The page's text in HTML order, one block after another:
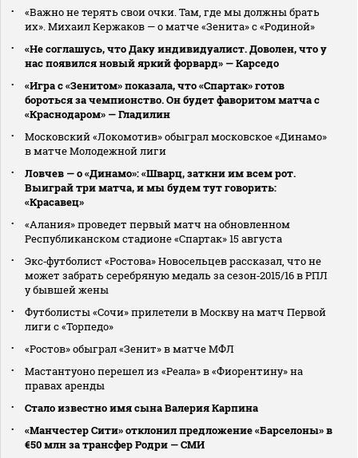
«Важно не терять свои очки. Там, где мы должны брать
их». Михаил Кержаков — о матче «Зенита» с «Родиной»
«Не соглашусь, что Даку индивидуалист. Доволен, что у
нас появился новый яркий форвард» — Карседо
«Игра с «Зенитом» показала, что «Спартак» готов
бороться за чемпионство. Он будет фаворитом матча с
«Краснодаром» — Гладилин
Московский «Локомотив» обыграл московское «Динамо»
в матче Молодежной лиги
Ловчев — о «Динамо»: «Шварц, заткни им всем рот.
Выиграй три матча, и мы будем тут говорить:
«Красавец»
«Алания» проведет первый матч на обновленном
Республиканском стадионе «Спартак» 15 августа
Экс‑футболист «Ростова» Новосельцев рассказал, что не
может забрать серебряную медаль за сезон‑2015/16 в РПЛ
у бывшей жены
Футболисты «Сочи» прилетели в Москву на матч Первой
лиги с «Торпедо»
«Ростов» обыграл «Зенит» в матче МФЛ
Мастантуоно перешел из «Реала» в «Фиорентину» на
правах аренды
Стало известно имя сына Валерия Карпина
«Манчестер Сити» отклонил предложение «Барселоны» в
€50 млн за трансфер Родри — СМИ